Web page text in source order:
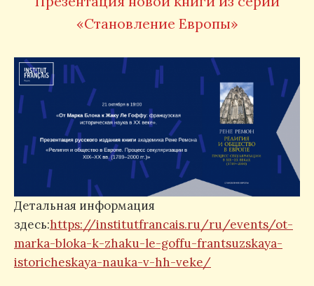
«Становление Европы»
Детальная информация
здесь:https://institutfrancais.ru/ru/events/ot-
marka-bloka-k-zhaku-le-goffu-frantsuzskaya-
istoricheskaya-nauka-v-hh-veke/